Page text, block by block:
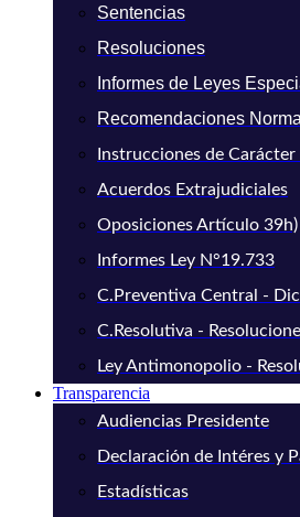
Sentencias
Resoluciones
Informes de Leyes
Recomendaciones
Instrucciones de Carácter
Acuerdos Extrajudiciales
Oposiciones Artículo 39h)
Informes Ley N°19.733
C.Preventiva Central -
C.Resolutiva -
Ley Antimonopolio -
Transparencia
Audiencias Presidente
Declaración de Intéres y
Estadísticas